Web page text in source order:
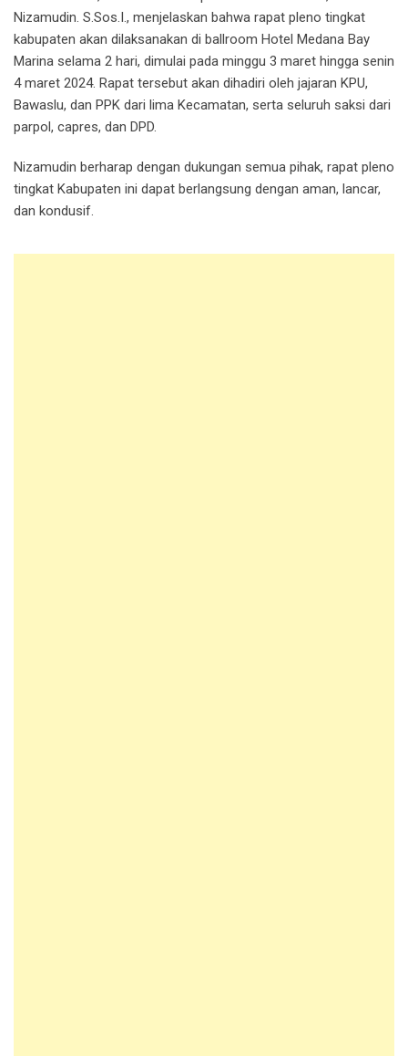
Nizamudin. S.Sos.I., menjelaskan bahwa rapat pleno tingkat
kabupaten akan dilaksanakan di ballroom Hotel Medana Bay
Marina selama 2 hari, dimulai pada minggu 3 maret hingga senin
4 maret 2024. Rapat tersebut akan dihadiri oleh jajaran KPU,
Bawaslu, dan PPK dari lima Kecamatan, serta seluruh saksi dari
parpol, capres, dan DPD.
Nizamudin berharap dengan dukungan semua pihak, rapat pleno
tingkat Kabupaten ini dapat berlangsung dengan aman, lancar,
dan kondusif.